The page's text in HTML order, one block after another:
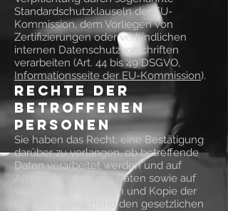
Standardschutzklauseln der EU-
Kommission, dem Vorliegen von
Zertifizierungen oder verbindlichen
internen Datenschutzvorschriften
verarbeiten (Art. 44 bis 49 DSGVO,
Informationsseite der EU-Kommission).
Rechte der
betroffenen
Personen
Sie haben das Recht, eine Bestätigung
darüber zu verlangen, ob betreffende
Daten verarbeitet werden und auf
Auskunft über diese Daten sowie auf
weitere Informationen und Kopie der
Daten entsprechend den gesetzlichen